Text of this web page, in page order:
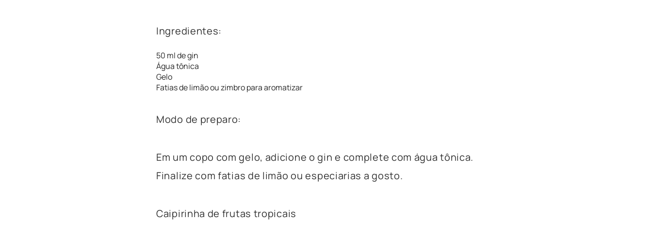
Ingredientes:
50 ml de gin
Água tônica
Gelo
Fatias de limão ou zimbro para aromatizar
Modo de preparo:
Em um copo com gelo, adicione o gin e complete com água tônica.
Finalize com fatias de limão ou especiarias a gosto.
Caipirinha de frutas tropicais